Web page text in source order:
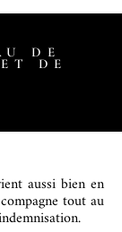
DE
DE
aussi bien en
tout au